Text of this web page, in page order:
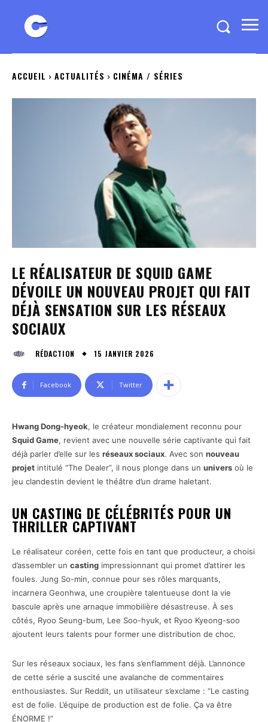
ACCUEIL ACTUALITÉS CINÉMA / SÉRIES
LE RÉALISATEUR DE SQUID GAME
DÉVOILE UN NOUVEAU PROJET QUI FAIT
DÉJÀ SENSATION SUR LES RÉSEAUX
SOCIAUX
RÉDACTION 15 JANVIER 2026
Facebook Twitter
Hwang Dong-hyeok, le créateur mondialement reconnu pour
Squid Game, revient avec une nouvelle série captivante qui fait
déjà parler d’elle sur les réseaux sociaux. Avec son nouveau
projet intitulé “The Dealer”, il nous plonge dans un univers où le
jeu clandestin devient le théâtre d’un drame haletant.
UN CASTING DE CÉLÉBRITÉS POUR UN
THRILLER CAPTIVANT
Le réalisateur coréen, cette fois en tant que producteur, a choisi
d’assembler un casting impressionnant qui promet d’attirer les
foules. Jung So-min, connue pour ses rôles marquants,
incarnera Geonhwa, une croupière talentueuse dont la vie
bascule après une arnaque immobilière désastreuse. À ses
côtés, Ryoo Seung-bum, Lee Soo-hyuk, et Ryoo Kyeong-soo
ajoutent leurs talents pour former une distribution de choc.
Sur les réseaux sociaux, les fans s’enflamment déjà. L’annonce
de cette série a suscité une avalanche de commentaires
enthousiastes. Sur Reddit, un utilisateur s’exclame : “Le casting
est de folie. L’équipe de production est de folie. Ça va être
ÉNORME !”